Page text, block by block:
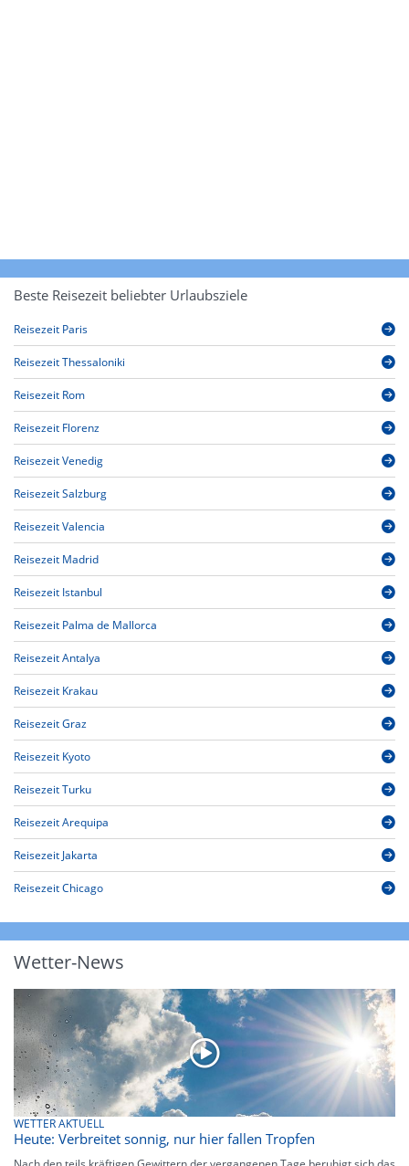
Beste Reisezeit beliebter Urlaubsziele
Reisezeit Paris
Reisezeit Thessaloniki
Reisezeit Rom
Reisezeit Florenz
Reisezeit Venedig
Reisezeit Salzburg
Reisezeit Valencia
Reisezeit Madrid
Reisezeit Istanbul
Reisezeit Palma de Mallorca
Reisezeit Antalya
Reisezeit Krakau
Reisezeit Graz
Reisezeit Kyoto
Reisezeit Turku
Reisezeit Arequipa
Reisezeit Jakarta
Reisezeit Chicago
Wetter-News
WETTER AKTUELL
Heute: Verbreitet sonnig, nur hier fallen Tropfen